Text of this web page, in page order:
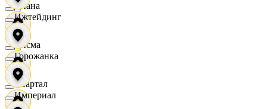
Диана
Дисма
Квартал
Ижтейдинг
Горожанка
Империал